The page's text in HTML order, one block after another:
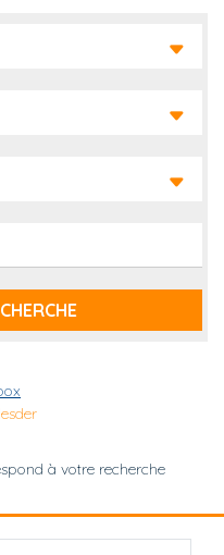
à votre recherche